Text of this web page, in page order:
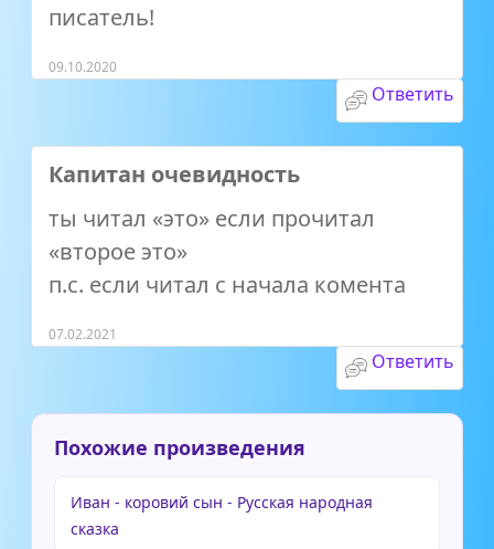
писатель!
09.10.2020
Ответить
Капитан очевидность
ты читал «это» если прочитал
«второе это»
п.с. если читал с начала комента
07.02.2021
Ответить
Похожие произведения
Иван - коровий сын - Русская народная
сказка